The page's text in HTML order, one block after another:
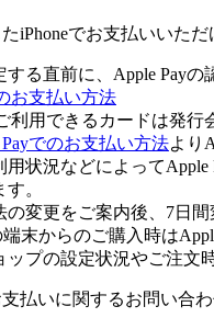
iPhoneでお支払いいただ
する直前に、Apple Payの
お支払い方法
利用できるカードは発行
Payでのお支払い方法より
用状況などによって
。
の変更をご案内後、7日
端末からのご購入時は
ップの設定状況やご注文
払いに関するお問い合